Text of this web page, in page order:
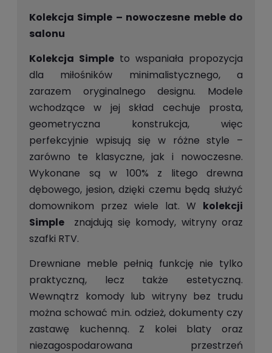
Kolekcja Simple – nowoczesne meble do
salonu
Kolekcja Simple to wspaniała propozycja
dla miłośników minimalistycznego, a
zarazem oryginalnego designu. Modele
wchodzące w jej skład cechuje prosta,
geometryczna konstrukcja, więc
perfekcyjnie wpisują się w różne style –
zarówno te klasyczne, jak i nowoczesne.
Wykonane są w 100% z litego drewna
dębowego, jesion, dzięki czemu będą służyć
domownikom przez wiele lat. W kolekcji
Simple
znajdują się komody, witryny oraz
szafki RTV.
Drewniane meble pełnią funkcję nie tylko
praktyczną, lecz także estetyczną.
Wewnątrz komody lub witryny bez trudu
można schować m.in. odzież, dokumenty czy
zastawę kuchenną. Z kolei blaty oraz
niezagospodarowana przestrzeń